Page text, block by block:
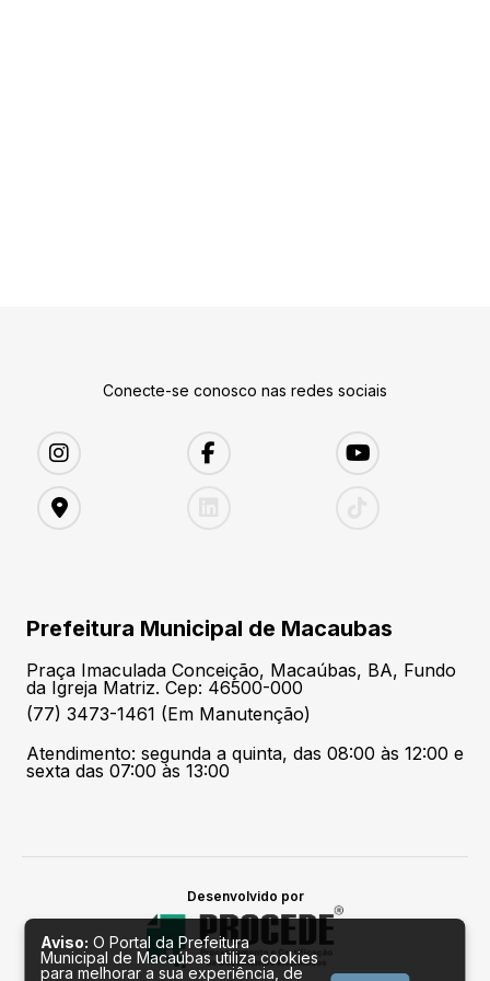
Conecte-se conosco nas redes sociais
Prefeitura Municipal de Macaubas
Praça Imaculada Conceição, Macaúbas, BA, Fundo
da Igreja Matriz. Cep: 46500-000
(77) 3473-1461 (Em Manutenção)
Atendimento: segunda a quinta, das 08:00 às 12:00 e
sexta das 07:00 às 13:00
Desenvolvido por
Aviso: O Portal da Prefeitura
Municipal de Macaúbas utiliza cookies
para melhorar a sua experiência, de